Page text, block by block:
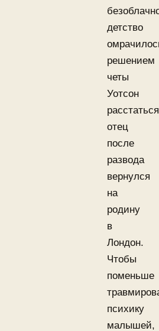
детство
решением
четы
Уотсон
отец
после
развода
вернулся
на
родину
в
Лондон.
Чтобы
поменьше
психику
малышей,